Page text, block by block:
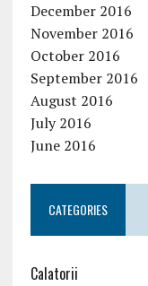
December 2016
November 2016
October 2016
September 2016
August 2016
July 2016
June 2016
CATEGORIES
Calatorii